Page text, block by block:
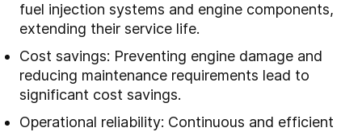
fuel injection systems and engine components,
extending their service life.
Cost savings: Preventing engine damage and
reducing maintenance requirements lead to
significant cost savings.
Operational reliability: Continuous and efficient